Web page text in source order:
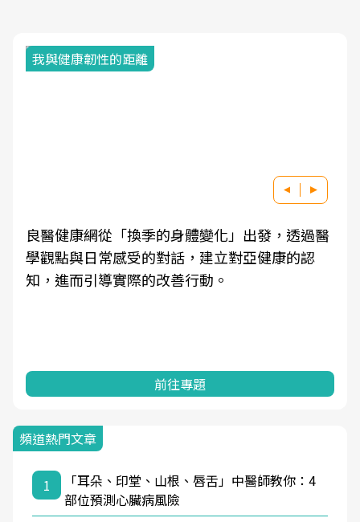
我與健康韌性的距離
良醫健康網從「換季的身體變化」出發，透過醫
學觀點與日常感受的對話，建立對亞健康的認
知，進而引導實際的改善行動。
前往專題
頻道熱門文章
1
「耳朵、印堂、山根、唇舌」中醫師教你：4
部位預測心臟病風險